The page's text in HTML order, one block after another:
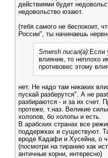
действиями будет
недовольство юзают.
(тебя самого не беспокоит,
России", ты начинаешь
Smersh писал(а): Если
влияние, то неплохо
противовес этому
нет. Не надо там никаких
пускай разберутся". А не
разбираются - и за их счет.
протеже, т.наз. Великие
холопов, бо холопы и есть.
В арабских странах все
поддержках и существуют.
вроде Кадафи и Хусейна, о
(посмотри на тиранию как
античные корни, интересно)